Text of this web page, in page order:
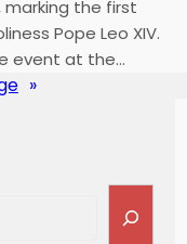
marking the first
Pope Leo XIV.
event at the…
»